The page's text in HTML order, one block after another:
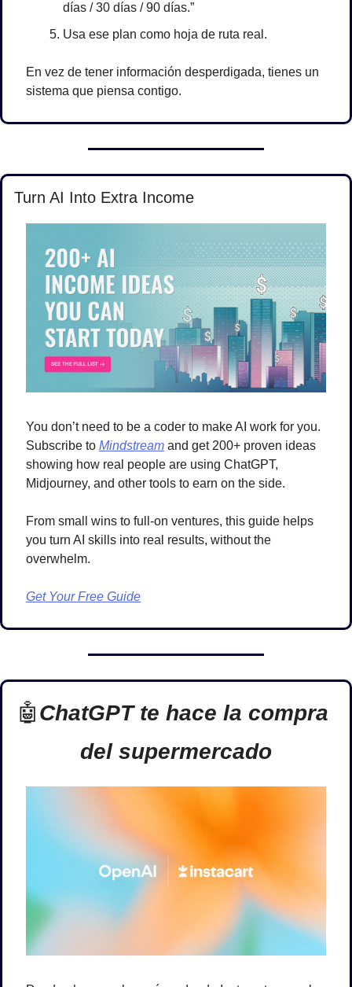
días / 30 días / 90 días.”
Usa ese plan como hoja de ruta real.
En vez de tener información desperdigada, tienes un
sistema que piensa contigo.
Turn AI Into Extra Income
You don’t need to be a coder to make AI work for you.
Subscribe to Mindstream and get 200+ proven ideas
showing how real people are using ChatGPT,
Midjourney, and other tools to earn on the side.
From small wins to full-on ventures, this guide helps
you turn AI skills into real results, without the
overwhelm.
Get Your Free Guide
🤖ChatGPT te hace la compra
del supermercado